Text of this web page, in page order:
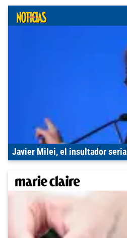
Javier Milei, el insultador serial